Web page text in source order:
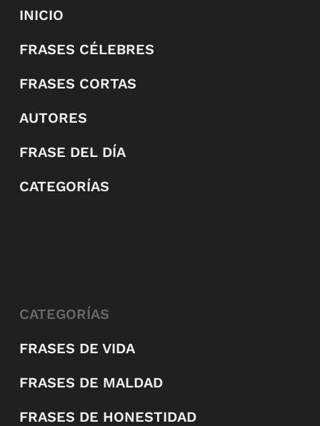
INICIO
FRASES CÉLEBRES
FRASES CORTAS
AUTORES
FRASE DEL DÍA
CATEGORÍAS
CATEGORÍAS
FRASES DE VIDA
FRASES DE MALDAD
FRASES DE HONESTIDAD